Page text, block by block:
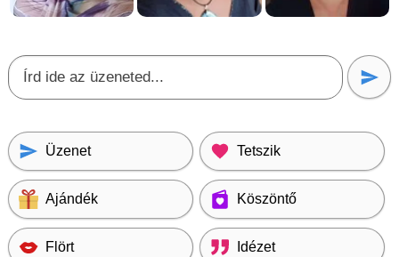
Üzenet Tetszik
Ajándék Köszöntő
Flört Idézet